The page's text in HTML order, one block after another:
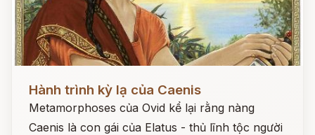
Hành trình kỳ lạ của Caenis
Metamorphoses của Ovid kể lại rằng nàng
Caenis là con gái của Elatus - thủ lĩnh tộc người